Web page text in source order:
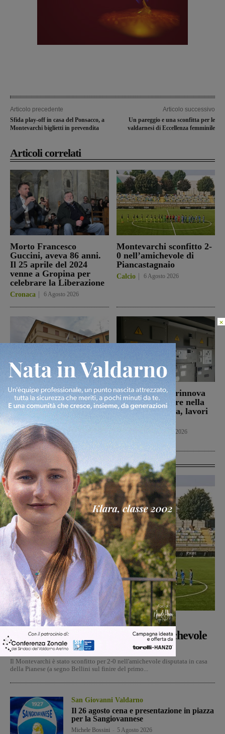
Articolo precedente
Sfida play-off in casa del Ponsacco, a
Montevarchi biglietti in prevendita
Articolo successivo
Un pareggio e una sconfitta per le
valdarnesi di Eccellenza femminile
Articoli correlati
Morto Francesco
Guccini, aveva 86 anni.
Il 25 aprile del 2024
venne a Gropina per
celebrare la Liberazione
Cronaca 6 Agosto 2026
Montevarchi sconfitto 2-
0 nell’amichevole di
Piancastagnaio
Calcio 6 Agosto 2026
Figline e Incisa:
approvate le riduzioni
Tari per cittadini e
utenze non domestiche
Figline Incisa Valdarno
6 Agosto 2026
Reggello: Enel rinnova
un trasformatore nella
cabina di Cascia, lavori
il 7 agosto
Attualità 6 Agosto 2026
Ultime Calcio
Calcio Michele Bossini - 6 Agosto 2026
Montevarchi sconfitto 2-0 nell’amichevole
di Piancastagnaio
Il Montevarchi è stato sconfitto per 2-0 nell'amichevole disputata in casa
della Pianese (a segno Bellini sul finire del primo...
San Giovanni Valdarno
Il 26 agosto cena e presentazione in piazza
per la Sangiovannese
Michele Bossini 5 Agosto 2026
×